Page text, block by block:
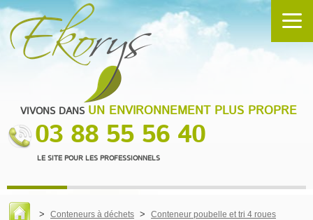
VIVONS DANS UN ENVIRONNEMENT PLUS PROPRE
03 88 55 56 40
LE SITE POUR LES PROFESSIONNELS
Conteneurs à déchets
Conteneur poubelle et tri 4 roues